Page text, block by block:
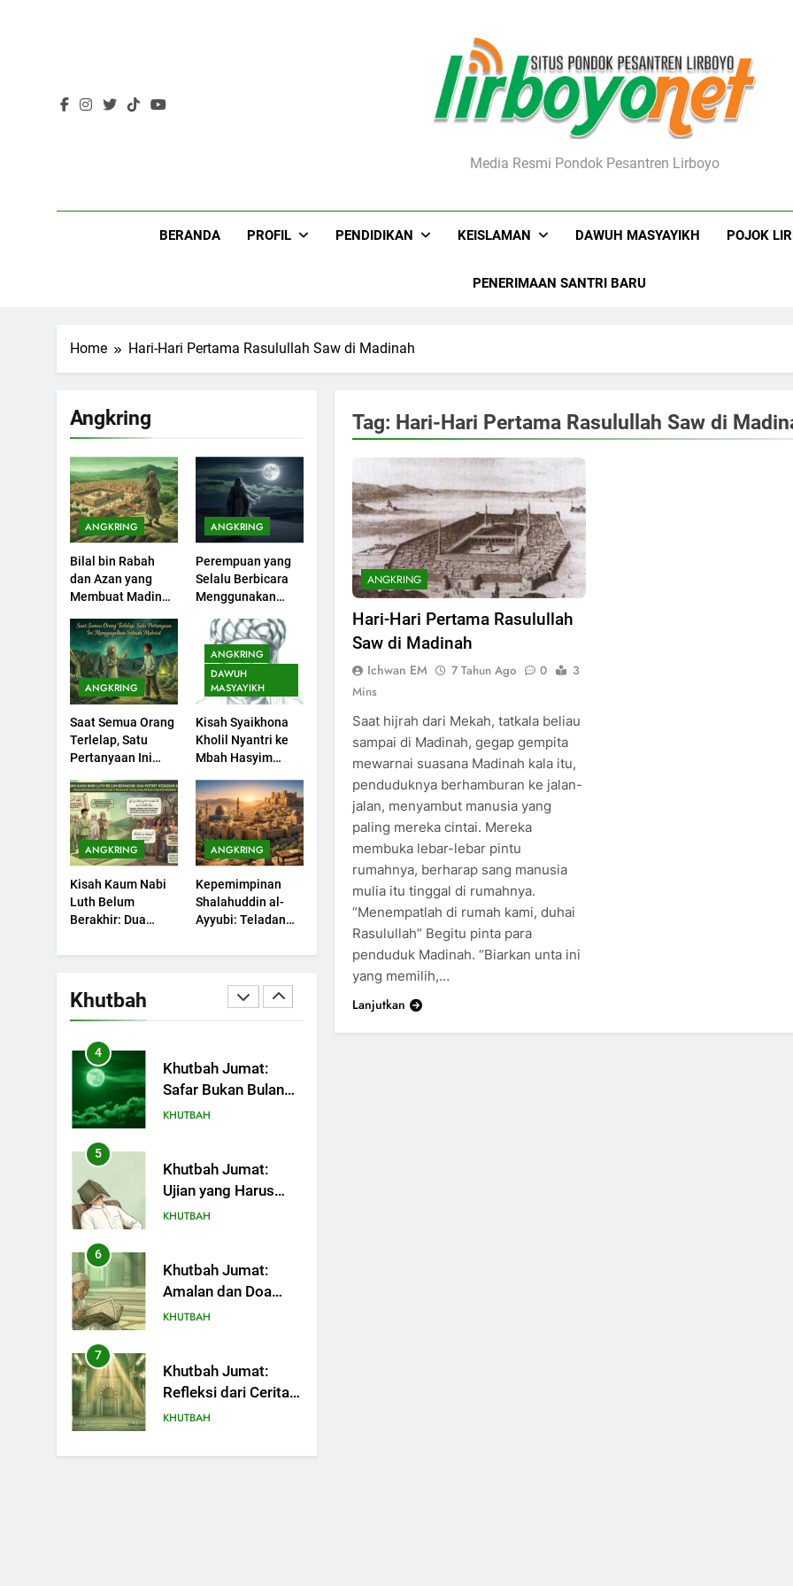
Lirboyo.netMedia Resmi Pondok Pesantren Lirboyo
BERANDA PROFIL PENDIDIKAN KEISLAMAN DAWUH MASYAYIKH POJOK
PENERIMAAN SANTRI BARU
Home Hari-Hari Pertama Rasulullah Saw di Madinah
Angkring
ANGKRING
Bilal bin Rabah
dan Azan yang
Membuat Madinah
ANGKRING
Perempuan yang
Selalu Berbicara
Menggunakan
ANGKRING
Saat Semua Orang
Terlelap, Satu
Pertanyaan Ini
Sebuah Maksiat
ANGKRING
DAWUH
MASYAYIKH
Kisah Syaikhona
Kholil Nyantri ke
Mbah Hasyim
ANGKRING
Kisah Kaum Nabi
Luth Belum
Berakhir: Dua
yang Kini Kembali
ANGKRING
Kepemimpinan
Shalahuddin al-
Ayyubi: Teladan
Dipelajari oleh
Sekarang (2)
Khutbah
200
Khutbah jumat:
Sejarah Seebagai
Pembangkit Jiwa
KHUTBAH
202
Khutbah Jumat :
Supaya Amal Bisa
203
Khutbah Jumat:
Bulan Muharram
Bulan Bersejarah
Khutbah Jumat:
Mengapa Orang
Dengki Tak Akan
Pernah Berjaya?
KHUTBAH
2
Khutbah Jumat:
Melihat Limpahan
Nikmat Allah
KHUTBAH
3
Ketaatan, Kebaikan
dan Pengaruhnya
4
Khutbah Jumat:
Safar Bukan Bulan
Sial
KHUTBAH
5
Khutbah Jumat:
Ujian yang Harus
Kita Syukuri
KHUTBAH
6
Khutbah Jumat:
Amalan dan Doa
Orang Tua agar
Dunia Akhirat
KHUTBAH
7
Khutbah Jumat:
Refleksi dari Cerita
Mimbar Rasulullah
KHUTBAH
8
Tag: Hari-Hari Pertama Rasulullah Saw di
ANGKRING
Hari-Hari Pertama Rasulullah
Saw di Madinah
Ichwan EM 7 Tahun Ago 0
3
Mins
Saat hijrah dari Mekah, tatkala beliau
sampai di Madinah, gegap gempita
mewarnai suasana Madinah kala itu,
penduduknya berhamburan ke jalan-
jalan, menyambut manusia yang
paling mereka cintai. Mereka
membuka lebar-lebar pintu
rumahnya, berharap sang manusia
mulia itu tinggal di rumahnya.
“Menempatlah di rumah kami, duhai
Rasulullah” Begitu pinta para
penduduk Madinah. “Biarkan unta ini
yang memilih,…
Lanjutkan